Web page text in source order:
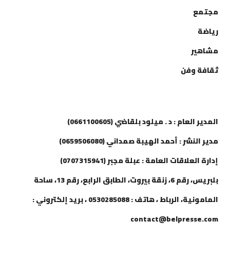
مجتمع
رياضة
مشاهير
ثقافة وفن
المدير العام : د . ميلود بلقاضي (0661100605)
مدير النشر : أحمد الهيبة صمداني (0659506080)
إدارة العلاقات العامة : عبلة مجبر (0707315941)
بلبريس، رقم 6، زنقة بيروت، الطابق الرابع، رقم 13، ساحة
المامونية، الرباط ، هاتف : 0530285088 ، بريد إلكتروني :
contact@belpresse.com